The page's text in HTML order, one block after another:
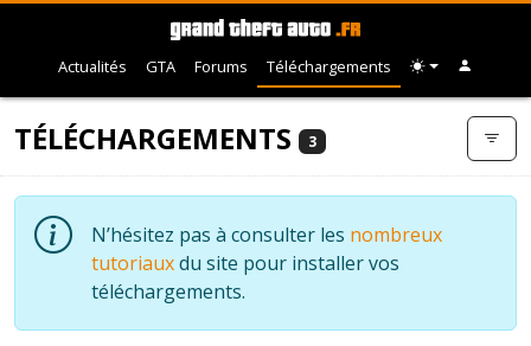
Actualités GTA Forums Téléchargements
TÉLÉCHARGEMENTS 3
N’hésitez pas à consulter les nombreux
tutoriauxdu site pour installer vos
téléchargements.